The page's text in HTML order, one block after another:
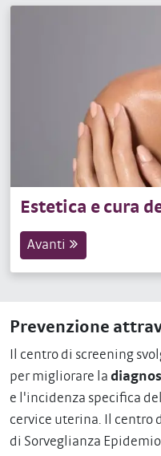
Estetica e cura
Avanti
Prevenzione
Il centro di screening
per migliorare la
e l'incidenza specifica
cervice uterina. Il centro
di Sorveglianza